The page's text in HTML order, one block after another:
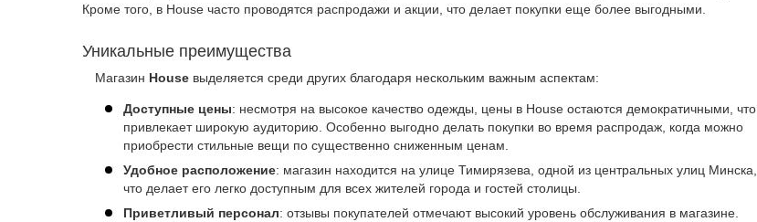
Кроме того, в House часто проводятся распродажи и акции, что делает покупки еще более выгодными.
Уникальные преимущества
Магазин House выделяется среди других благодаря нескольким важным аспектам:
Доступные цены: несмотря на высокое качество одежды, цены в House остаются демократичными, что
привлекает широкую аудиторию. Особенно выгодно делать покупки во время распродаж, когда можно
приобрести стильные вещи по существенно сниженным ценам.
Удобное расположение: магазин находится на улице Тимирязева, одной из центральных улиц Минска,
что делает его легко доступным для всех жителей города и гостей столицы.
Приветливый персонал: отзывы покупателей отмечают высокий уровень обслуживания в магазине.